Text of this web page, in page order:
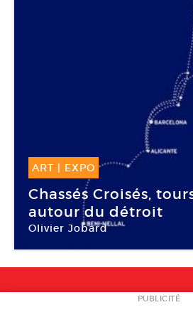
ART | EXPO
20 Déc -15 Fév
Chassés Croisés,
autour du détroit
Olivier Jobard
PUBLICITÉ